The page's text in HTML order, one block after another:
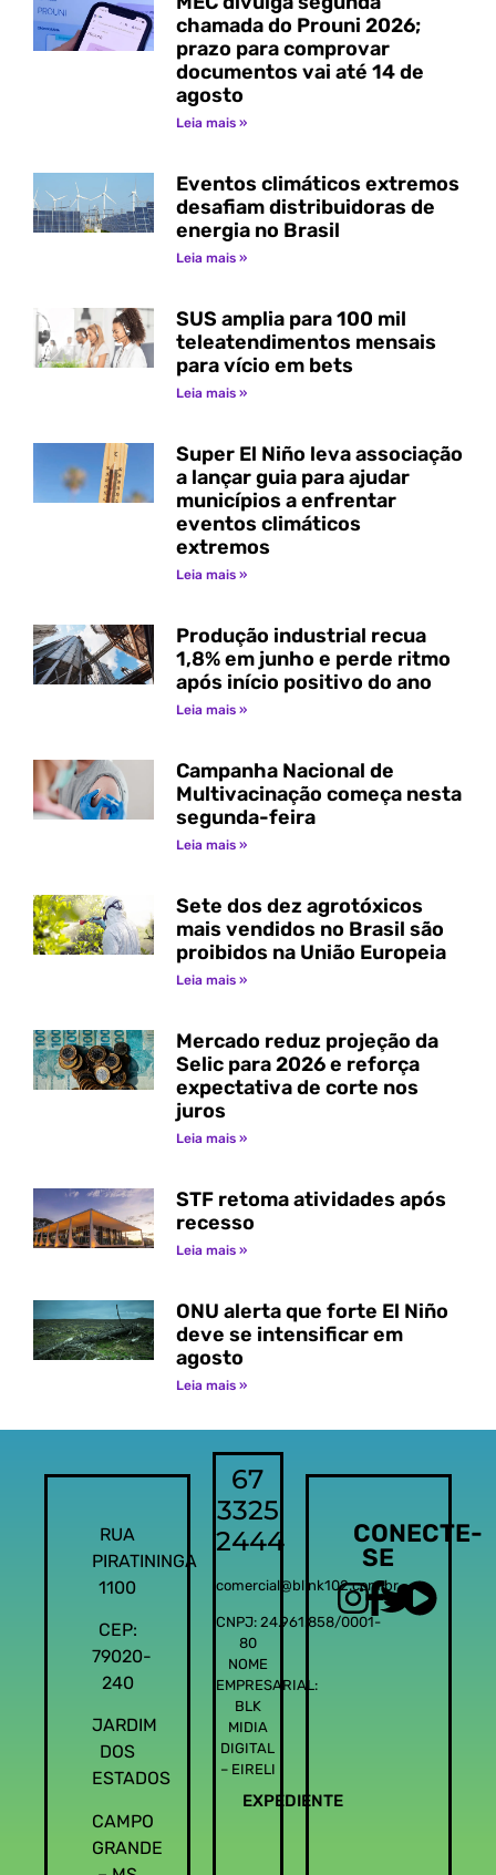
chamada do Prouni 2026;
prazo para comprovar
documentos vai até 14 de
agosto
Leia mais »
Eventos climáticos extremos
desafiam distribuidoras de
energia no Brasil
Leia mais »
SUS amplia para 100 mil
teleatendimentos mensais
para vício em bets
Leia mais »
Super El Niño leva associação
a lançar guia para ajudar
municípios a enfrentar
eventos climáticos
extremos
Leia mais »
Produção industrial recua
1,8% em junho e perde ritmo
após início positivo do ano
Leia mais »
Campanha Nacional de
Multivacinação começa nesta
segunda-feira
Leia mais »
Sete dos dez agrotóxicos
mais vendidos no Brasil são
proibidos na União Europeia
Leia mais »
Mercado reduz projeção da
Selic para 2026 e reforça
expectativa de corte nos
juros
Leia mais »
STF retoma atividades após
recesso
Leia mais »
ONU alerta que forte El Niño
deve se intensificar em
agosto
Leia mais »
RUA
PIRATININGA
1100
CEP:
79020-
240
JARDIM
DOS
ESTADOS
CAMPO
GRANDE
67
3325
2444
comercial@blink102.com.br
CNPJ: 24.961.858/0001-
80
NOME
EMPRESARIAL:
BLK
MIDIA
DIGITAL
– EIRELI
EXPEDIENTE
CONECTE-
SE